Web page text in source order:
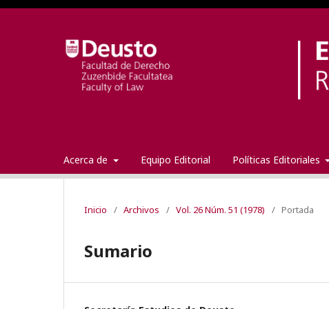
Acerca de Equipo Editorial Políticas Editoriales
Inicio / Archivos / Vol. 26 Núm. 51 (1978) / Portada
Sumario